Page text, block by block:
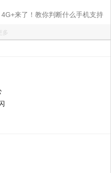
4G+来了！教你判断什么手机支持
多